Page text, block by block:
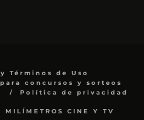
Términos de Uso
concursos y sorteos
Política de privacidad
CINE Y TV